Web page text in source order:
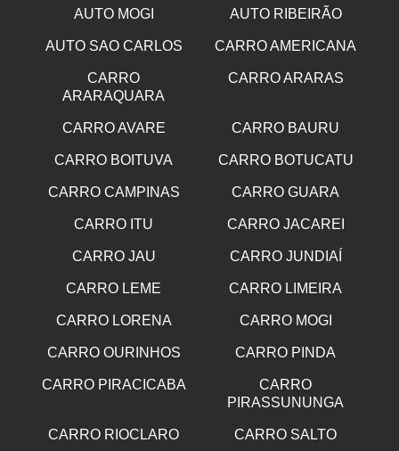
AUTO MOGI AUTO RIBEIRÃO
AUTO SAO CARLOS CARRO AMERICANA
CARRO
ARARAQUARA
CARRO ARARAS
CARRO AVARE CARRO BAURU
CARRO BOITUVA CARRO BOTUCATU
CARRO CAMPINAS CARRO GUARA
CARRO ITU CARRO JACAREI
CARRO JAU CARRO JUNDIAÍ
CARRO LEME CARRO LIMEIRA
CARRO LORENA CARRO MOGI
CARRO OURINHOS CARRO PINDA
CARRO PIRACICABA
CARRO
PIRASSUNUNGA
CARRO RIOCLARO CARRO SALTO